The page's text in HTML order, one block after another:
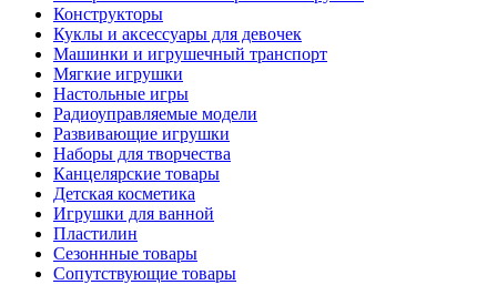
Конструкторы
Куклы и аксессуары для девочек
Машинки и игрушечный транспорт
Мягкие игрушки
Настольные игры
Радиоуправляемые модели
Развивающие игрушки
Наборы для творчества
Канцелярские товары
Детская косметика
Игрушки для ванной
Пластилин
Сезоннные товары
Сопутствующие товары